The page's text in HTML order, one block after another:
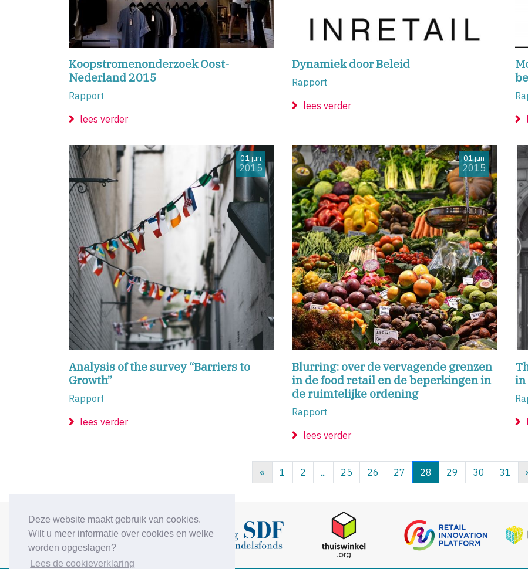
Deze website maakt gebruik van cookies.
Wilt u meer informatie over cookies en welke
worden opgeslagen?
Lees de cookieverklaring
Koopstromenonderzoek Oost-
Nederland 2015
Rapport
lees verder
Dynamiek door Beleid
Rapport
lees verder
Analysis of the survey “Barriers to
Growth”
Rapport
01 jun
2015
lees verder
Blurring: over de vervagende grenzen
in de food retail en de beperkingen in
de ruimtelijke ordening
Rapport
01 jun
2015
lees verder
in
« 1 2 ... 25 26 27 28 29 30 31
Vorige